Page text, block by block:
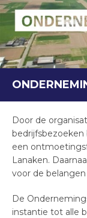
Door de
een
Lanaken.
voor de
De
instantie tot alle